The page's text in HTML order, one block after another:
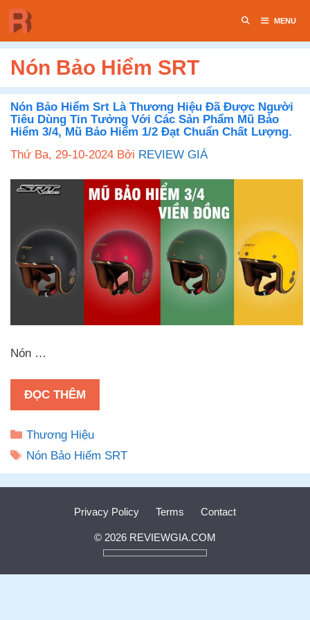
Chuyển
đến
nội
dung
MENU
Nón Bảo Hiểm SRT
Nón Bảo Hiểm Srt Là Thương Hiệu Đã Được Người
Tiêu Dùng Tin Tưởng Với Các Sản Phẩm Mũ Bảo
Hiểm 3/4, Mũ Bảo Hiểm 1/2 Đạt Chuẩn Chất Lượng.
Thứ Ba, 29-10-2024 Bởi REVIEW GIÁ
Nón …
ĐỌC THÊM
Danh
mục
Thương Hiệu
Thẻ
Nón Bảo Hiểm SRT
Privacy Policy Terms Contact
© 2026 REVIEWGIA.COM